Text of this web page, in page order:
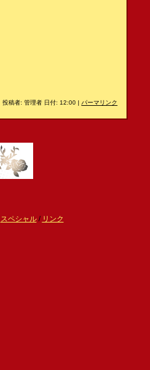
投稿者: 管理者 日付: 12:00 | パーマリンク
スペシャル/ リンク